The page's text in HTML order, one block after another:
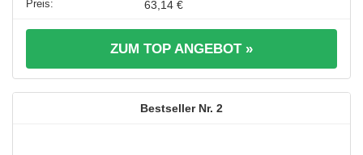
63,14 €
ZUM TOP ANGEBOT »
2